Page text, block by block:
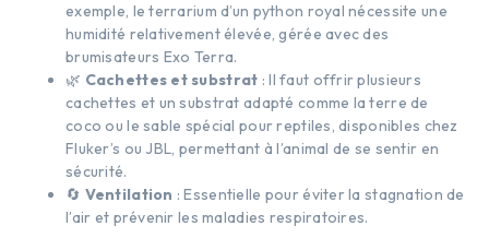
exemple, le terrarium d’un python royal nécessite une
humidité relativement élevée, gérée avec des
brumisateurs Exo Terra.
🌿 Cachettes et substrat : Il faut offrir plusieurs
cachettes et un substrat adapté comme la terre de
coco ou le sable spécial pour reptiles, disponibles chez
Fluker’s ou JBL, permettant à l’animal de se sentir en
sécurité.
🔄 Ventilation : Essentielle pour éviter la stagnation de
l’air et prévenir les maladies respiratoires.